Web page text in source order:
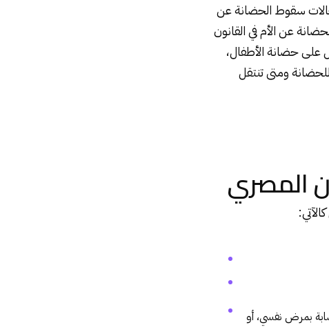
حالات سقوط الحضانة عن
عن الأم في القانون
على حضانة الأطفال،
ومتى تنتقل
المصري
بمرض نفسي، أو